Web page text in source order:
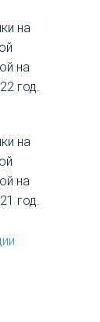
на
на
год.
на
на
год.